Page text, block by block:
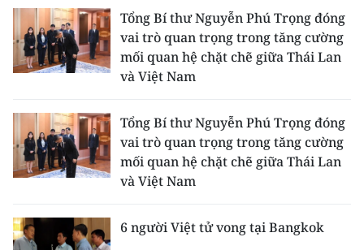
Tổng Bí thư Nguyễn Phú Trọng đóng
vai trò quan trọng trong tăng cường
mối quan hệ chặt chẽ giữa Thái Lan
và Việt Nam
Tổng Bí thư Nguyễn Phú Trọng đóng
vai trò quan trọng trong tăng cường
mối quan hệ chặt chẽ giữa Thái Lan
và Việt Nam
6 người Việt tử vong tại Bangkok